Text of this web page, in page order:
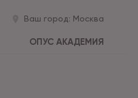
Ваш город: Москва
ОПУС АКАДЕМИЯ